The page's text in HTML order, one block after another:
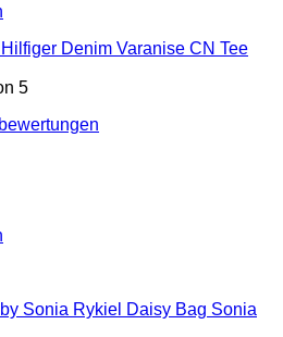
Varanise CN Tee
5
Daisy Bag Sonia